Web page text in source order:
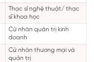
Thạc sĩ nghệ thuật/ thạc
sĩ khoa học
Cử nhân quản trị kinh
doanh
Cử nhân thương mại và
quản trị